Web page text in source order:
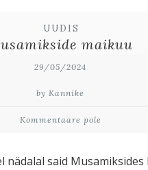
UUDIS
maikuu
29/05/2024
by Kannike
Kommentaare pole
nädalal said